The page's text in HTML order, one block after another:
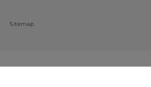
Sitemap